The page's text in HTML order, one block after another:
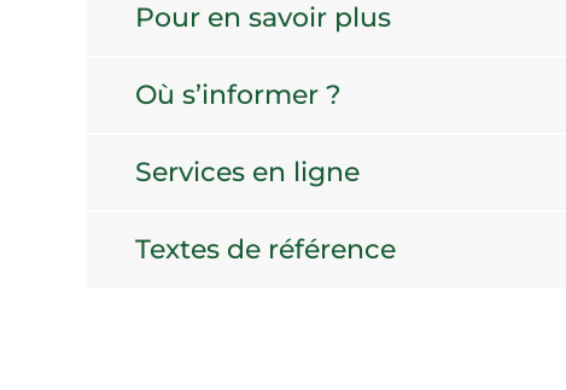
Pour en savoir plus
Où s’informer ?
Services en ligne
Textes de référence